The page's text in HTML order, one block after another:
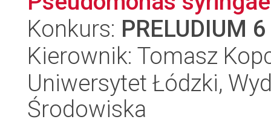
Konkurs: PRELUDIUM 6
Kierownik: Tomasz
Uniwersytet Łódzki,
Środowiska